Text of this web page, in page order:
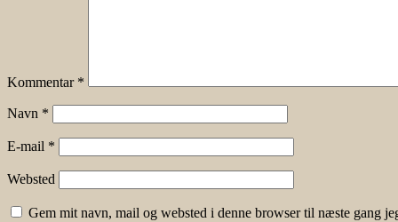
Kommentar *
Navn *
E-mail *
Websted
Gem mit navn, mail og websted i denne browser til næste gang